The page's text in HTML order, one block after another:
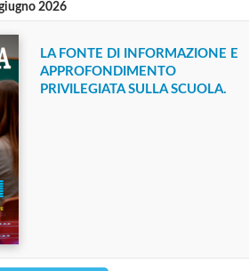
2026
LA FONTE DI INFORMAZIONE E
APPROFONDIMENTO
PRIVILEGIATA SULLA SCUOLA.